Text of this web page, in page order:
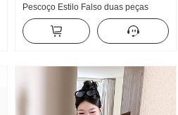
Pescoço Estilo Falso duas peças
Tomara que caia Coletes feminino
Garota estilosa Roupa Verão Design
Sentido Nicho pequeno Top